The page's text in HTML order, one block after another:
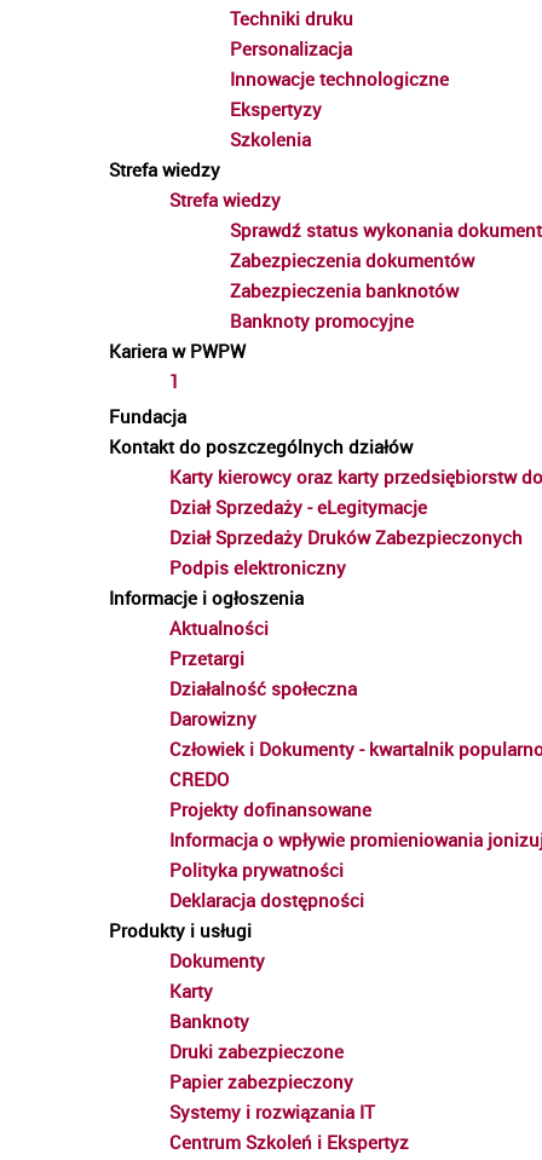
Techniki druku
Personalizacja
Innowacje technologiczne
Ekspertyzy
Szkolenia
Strefa wiedzy
Strefa wiedzy
Sprawdź status wykonania
Zabezpieczenia dokumentów
Zabezpieczenia banknotów
Banknoty promocyjne
Kariera w PWPW
1
Fundacja
Kontakt do poszczególnych działów
Karty kierowcy oraz karty przedsiębiorstw
Dział Sprzedaży - eLegitymacje
Dział Sprzedaży Druków Zabezpieczonych
Podpis elektroniczny
Informacje i ogłoszenia
Aktualności
Przetargi
Działalność społeczna
Darowizny
Człowiek i Dokumenty - kwartalnik
CREDO
Projekty dofinansowane
Informacja o wpływie promieniowania
Polityka prywatności
Deklaracja dostępności
Produkty i usługi
Dokumenty
Karty
Banknoty
Druki zabezpieczone
Papier zabezpieczony
Systemy i rozwiązania IT
Centrum Szkoleń i Ekspertyz